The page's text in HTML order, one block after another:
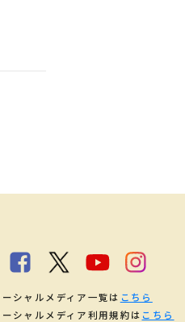
シャルメディア一覧は こちら
シャルメディア利用規約は こちら